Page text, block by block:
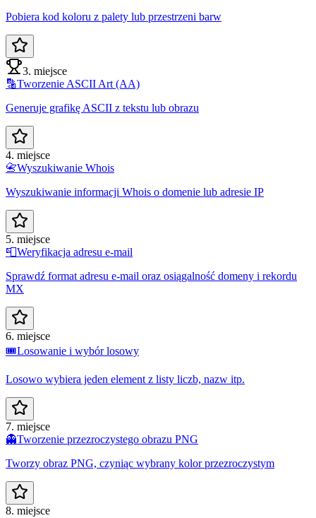
Pobiera kod koloru z palety lub przestrzeni barw
3. miejsce
🔡Tworzenie ASCII Art (AA)
Generuje grafikę ASCII z tekstu lub obrazu
4. miejsce
📇Wyszukiwanie Whois
Wyszukiwanie informacji Whois o domenie lub adresie IP
5. miejsce
📮Weryfikacja adresu e-mail
Sprawdź format adresu e-mail oraz osiągalność domeny i rekordu
MX
6. miejsce
🎟️Losowanie i wybór losowy
Losowo wybiera jeden element z listy liczb, nazw itp.
7. miejsce
👻Tworzenie przezroczystego obrazu PNG
Tworzy obraz PNG, czyniąc wybrany kolor przezroczystym
8. miejsce